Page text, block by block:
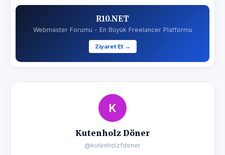
R10.NET
Webmaster Forumu - En Büyük Freelancer Platformu
Ziyaret Et →
K
Kutenholz Döner
@kutenholzfdoner